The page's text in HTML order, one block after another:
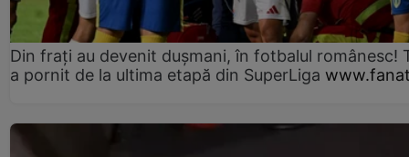
Din frați au devenit dușmani, în fotbalul românesc!
a pornit de la ultima etapă din SuperLiga